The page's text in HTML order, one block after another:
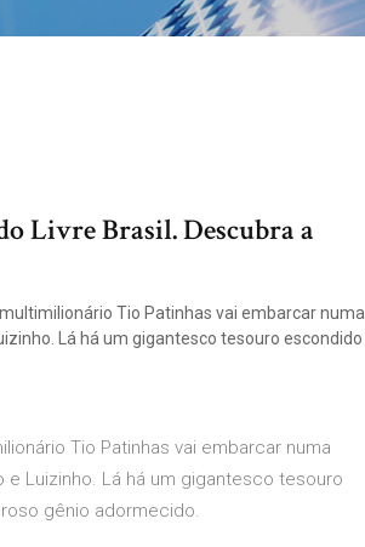
Livre Brasil. Descubra a
Tio Patinhas vai embarcar numa
Lá há um gigantesco tesouro escondido
Tio Patinhas vai embarcar numa
Luizinho. Lá há um gigantesco tesouro
gênio adormecido.